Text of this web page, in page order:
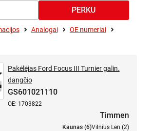
Analogai
OE numeriai
Pakėlėjas Ford Focus III Turnier galin.
dangčio
GS601021110
OE: 1703822
Timmen
Kaunas (6)Vilnius Len (2)